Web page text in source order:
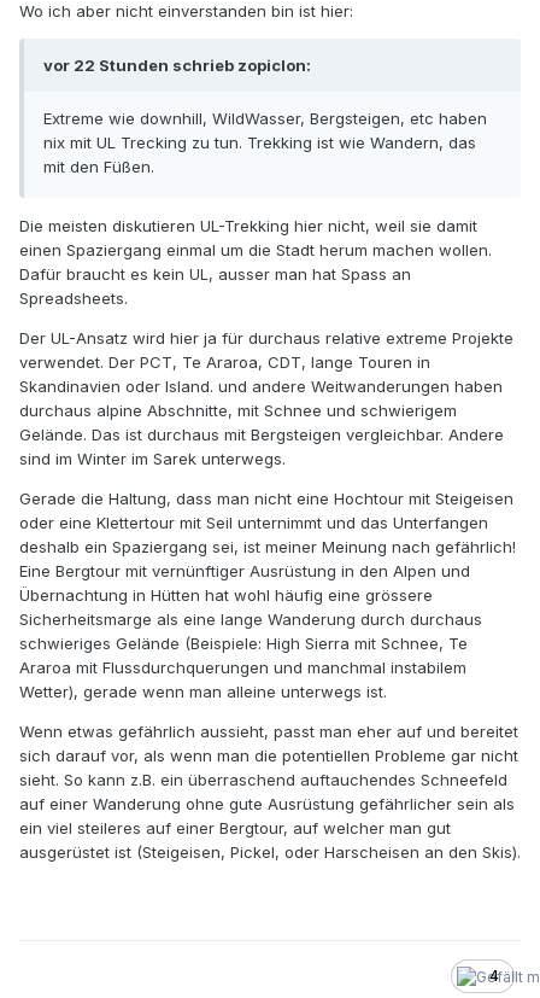
Wo ich aber nicht einverstanden bin ist hier:
vor 22 Stunden schrieb zopiclon:
Extreme wie downhill, WildWasser, Bergsteigen, etc haben
nix mit UL Trecking zu tun. Trekking ist wie Wandern, das
mit den Füßen.
Die meisten diskutieren UL-Trekking hier nicht, weil sie damit
einen Spaziergang einmal um die Stadt herum machen wollen.
Dafür braucht es kein UL, ausser man hat Spass an
Spreadsheets.
Der UL-Ansatz wird hier ja für durchaus relative extreme Projekte
verwendet. Der PCT, Te Araroa, CDT, lange Touren in
Skandinavien oder Island. und andere Weitwanderungen haben
durchaus alpine Abschnitte, mit Schnee und schwierigem
Gelände. Das ist durchaus mit Bergsteigen vergleichbar. Andere
sind im Winter im Sarek unterwegs.
Gerade die Haltung, dass man nicht eine Hochtour mit Steigeisen
oder eine Klettertour mit Seil unternimmt und das Unterfangen
deshalb ein Spaziergang sei, ist meiner Meinung nach gefährlich!
Eine Bergtour mit vernünftiger Ausrüstung in den Alpen und
Übernachtung in Hütten hat wohl häufig eine grössere
Sicherheitsmarge als eine lange Wanderung durch durchaus
schwieriges Gelände (Beispiele: High Sierra mit Schnee, Te
Araroa mit Flussdurchquerungen und manchmal instabilem
Wetter), gerade wenn man alleine unterwegs ist.
Wenn etwas gefährlich aussieht, passt man eher auf und bereitet
sich darauf vor, als wenn man die potentiellen Probleme gar nicht
sieht. So kann z.B. ein überraschend auftauchendes Schneefeld
auf einer Wanderung ohne gute Ausrüstung gefährlicher sein als
ein viel steileres auf einer Bergtour, auf welcher man gut
ausgerüstet ist (Steigeisen, Pickel, oder Harscheisen an den Skis).
4